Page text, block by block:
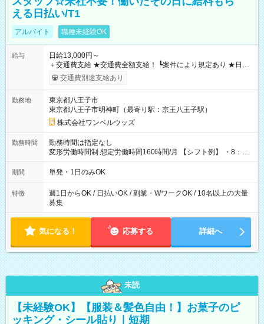
える日払い/T1
アルバイト 職種未経験OK
給与
日給13,000円～
＋交通費支給 ★交通費全額支給！ ┗案件により規定あり ★日払
いOK！（規定あり） ┗働いたその日に現金GET♪ お仕事後はコ
ンビニATMから 日払い分を引き落とせます！ 【試用期間】試
交通費別途支給あり
勤務地
東京都八王子市
東京都八王子市明神町（最寄り駅：京王八王子駅）
株式会社ワンベルウッズ
勤務時間
勤務時間は指定なし
変形労働時間制 想定労働時間160時間/月 【シフト例】 ・8：00
～21：00
期間 単発・1日のみOK
特徴
週1日からOK / 日払いOK / 副業・WワークOK / 10名以上の大量
募集
気になる！ 応募する 詳細へ
未読
【未経験OK】【服装＆髪色自由！】お菓子のピ
ッキング・シール貼り｜短期